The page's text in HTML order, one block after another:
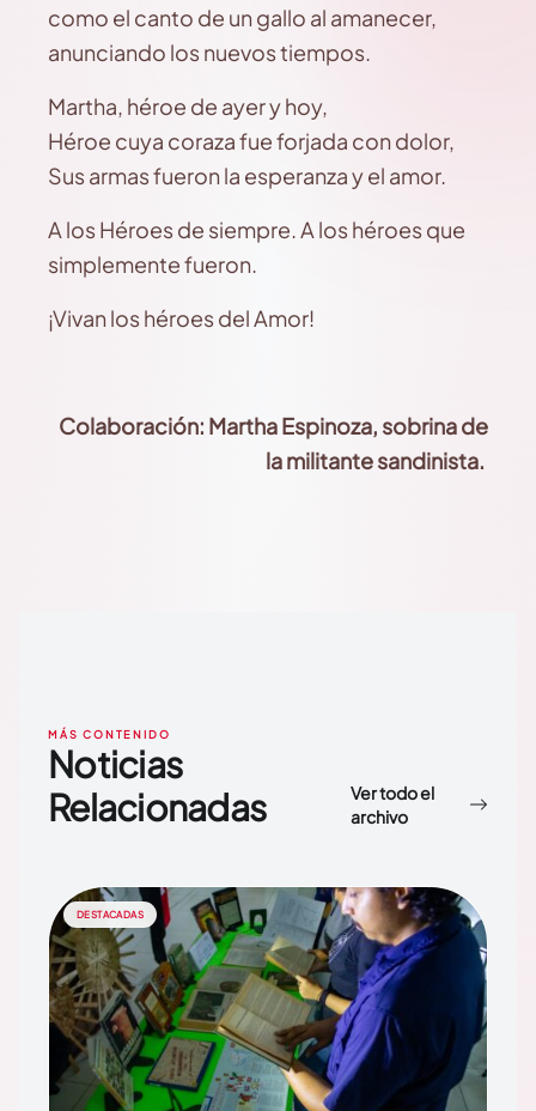
como el canto de un gallo al amanecer,
anunciando los nuevos tiempos.
Martha, héroe de ayer y hoy,
Héroe cuya coraza fue forjada con dolor,
Sus armas fueron la esperanza y el amor.
A los Héroes de siempre. A los héroes que
simplemente fueron.
¡Vivan los héroes del Amor!
Colaboración: Martha Espinoza, sobrina de
la militante sandinista.
MÁS CONTENIDO
Noticias
Relacionadas
Ver todo el
archivo
DESTACADAS